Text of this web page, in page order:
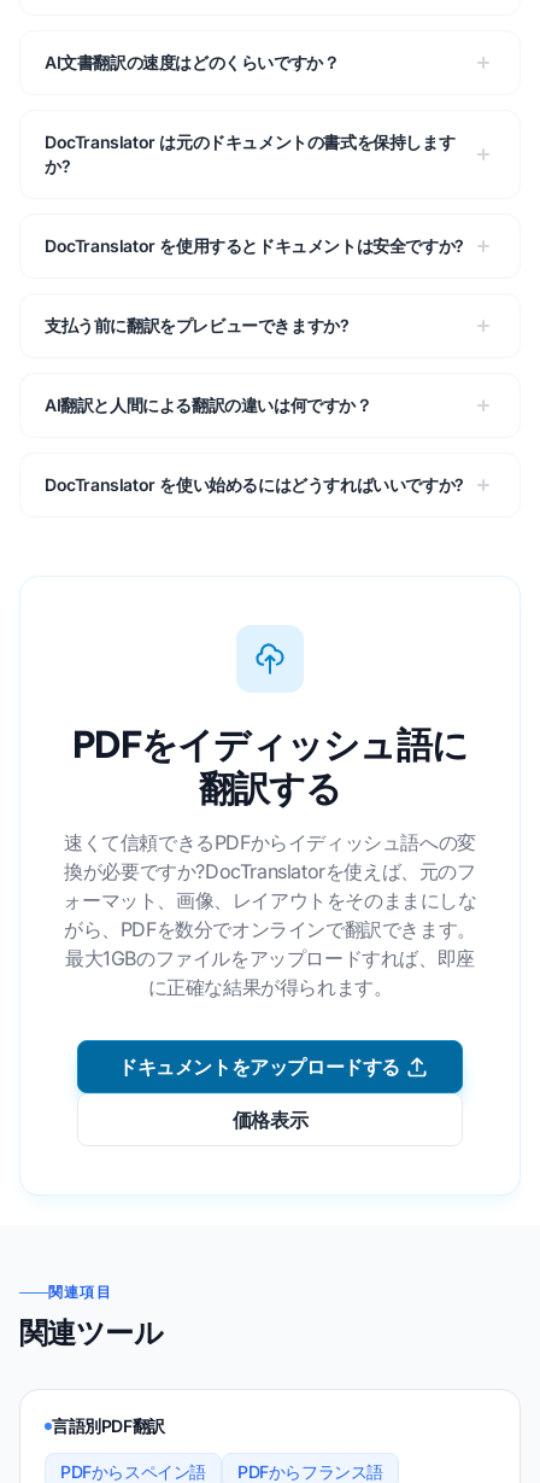
AI文書翻訳の速度はどのくらいですか？
DocTranslator は元のドキュメントの書式を保持します
か?
DocTranslator を使用するとドキュメントは安全ですか?
支払う前に翻訳をプレビューできますか?
AI翻訳と人間による翻訳の違いは何ですか？
DocTranslator を使い始めるにはどうすればいいですか?
PDFをイディッシュ語に
翻訳する
速くて信頼できるPDFからイディッシュ語への変
換が必要ですか?DocTranslatorを使えば、元のフ
ォーマット、画像、レイアウトをそのままにしな
がら、PDFを数分でオンラインで翻訳できます。
最大1GBのファイルをアップロードすれば、即座
に正確な結果が得られます。
ドキュメントをアップロードする
価格表示
関連項目
関連ツール
言語別PDF翻訳
PDFからスペイン語
PDFからフランス語